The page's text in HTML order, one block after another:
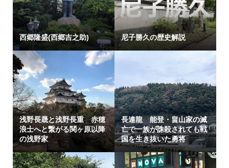
西郷隆盛(西郷吉之助) 尼子勝久の歴史解説
浅野長晟と浅野長重 赤穂
浪士へと繋がる関ヶ原以降
の浅野家
長連龍 能登・畠山家の滅
亡で一族が誅殺されても戦
国を生き抜いた勇将